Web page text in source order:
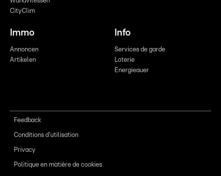
CityClim
Immo
Annoncen
Artikelen
Info
Services de garde
Loterie
Energieauer
Feedback
Conditions d'utilisation
Privacy
Politique en matière de cookies